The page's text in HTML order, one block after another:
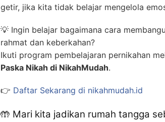
getir, jika kita tidak belajar mengelola
💡 Ingin belajar bagaimana cara
rahmat dan keberkahan?
Ikuti program pembelajaran pernikahan
Paska Nikah di NikahMudah.
👉 Daftar Sekarang di nikahmudah.id
🤲 Mari kita jadikan rumah tangga